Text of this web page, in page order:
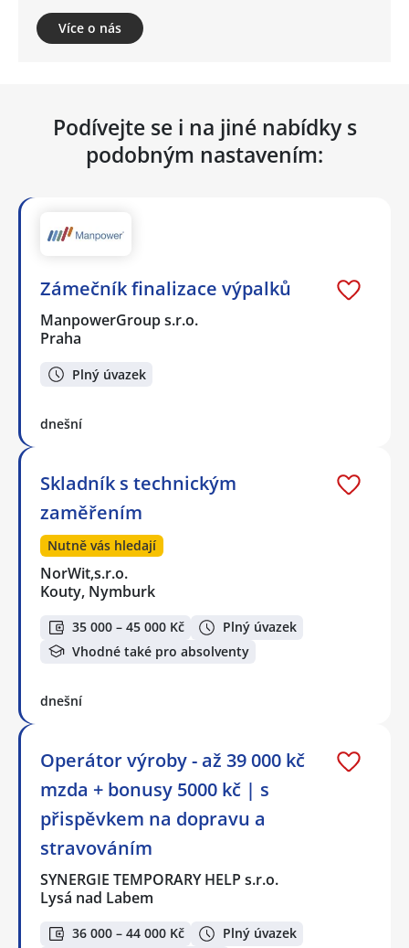
Více o nás
Podívejte se i na jiné nabídky s
podobným nastavením:
Zámečník finalizace výpalků
ManpowerGroup s.r.o.
Praha
Plný úvazek
dnešní
Skladník s technickým
zaměřením
Nutně vás hledají
NorWit,s.r.o.
Kouty, Nymburk
35 000 – 45 000 Kč
Plný úvazek
Vhodné také pro absolventy
dnešní
Operátor výroby - až 39 000 kč
mzda + bonusy 5000 kč | s
přispěvkem na dopravu a
stravováním
SYNERGIE TEMPORARY HELP s.r.o.
Lysá nad Labem
36 000 – 44 000 Kč
Plný úvazek